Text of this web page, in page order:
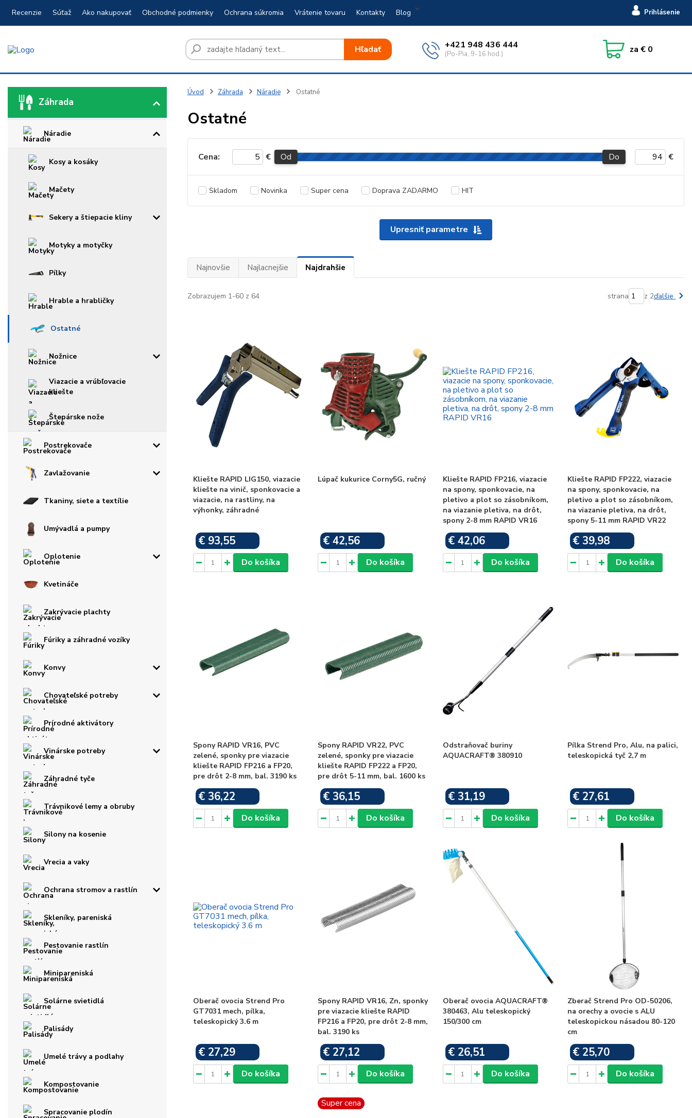
Recenzie Súťaž Ako nakupovať Obchodné podmienky Ochrana súkromia Vrátenie tovaru Kontakty Blog Prihlásenie
Hľadať +421 948 436 444
(Po-Pia, 9-16 hod.) za € 0
Záhrada
Náradie
Kosy a kosáky
Mačety
Sekery a štiepacie kliny
Motyky a motyčky
Pílky
Hrable a hrabličky
Ostatné
Nožnice
Viazacie a vrúbľovacie
kliešte
Štepárske nože
Postrekovače
Zavlažovanie
Tkaniny, siete a textílie
Umývadlá a pumpy
Oplotenie
Kvetináče
Zakrývacie plachty
Fúriky a záhradné vozíky
Konvy
Chovateľské potreby
Prírodné aktivátory
Vinárske potreby
Záhradné tyče
Trávnikové lemy a obruby
Silony na kosenie
Vrecia a vaky
Ochrana stromov a rastlín
Skleníky, pareniská
Pestovanie rastlín
Minipareniská
Solárne svietidlá
Palisády
Umelé trávy a podlahy
Kompostovanie
Spracovanie plodín
Úvod Záhrada Náradie Ostatné
Ostatné
Upresniť parametre
Cena: € Od Do €
Skladom Novinka Super cena Doprava ZADARMO HIT
Najnovšie Najlacnejšie Najdrahšie
Zobrazujem 1-60 z 64 strana z 2ďalšie
Kliešte RAPID LIG150, viazacie
kliešte na vinič, sponkovacie a
viazacie, na rastliny, na
výhonky, záhradné
€ 93,55
Do košíka
Lúpač kukurice Corny5G, ručný
€ 42,56
Do košíka
Kliešte RAPID FP216, viazacie
na spony, sponkovacie, na
pletivo a plot so zásobníkom,
na viazanie pletiva, na drôt,
spony 2-8 mm RAPID VR16
€ 42,06
Do košíka
Kliešte RAPID FP222, viazacie
na spony, sponkovacie, na
pletivo a plot so zásobníkom,
na viazanie pletiva, na drôt,
spony 5-11 mm RAPID VR22
€ 39,98
Do košíka
Spony RAPID VR16, PVC
zelené, sponky pre viazacie
kliešte RAPID FP216 a FP20,
pre drôt 2-8 mm, bal. 3190 ks
€ 36,22
Do košíka
Spony RAPID VR22, PVC
zelené, sponky pre viazacie
kliešte RAPID FP222 a FP20,
pre drôt 5-11 mm, bal. 1600 ks
€ 36,15
Do košíka
Odstraňovač buriny
AQUACRAFT® 380910
€ 31,19
Do košíka
Pílka Strend Pro, Alu, na palici,
teleskopická tyč 2,7 m
€ 27,61
Do košíka
Oberač ovocia Strend Pro
GT7031 mech, pílka,
teleskopický 3.6 m
€ 27,29
Do košíka
Spony RAPID VR16, Zn, sponky
pre viazacie kliešte RAPID
FP216 a FP20, pre drôt 2-8 mm,
bal. 3190 ks
€ 27,12
Do košíka
Oberač ovocia AQUACRAFT®
380463, Alu teleskopický
150/300 cm
€ 26,51
Do košíka
Zberač Strend Pro OD-50206,
na orechy a ovocie s ALU
teleskopickou násadou 80-120
cm
€ 25,70
Do košíka
Super cena